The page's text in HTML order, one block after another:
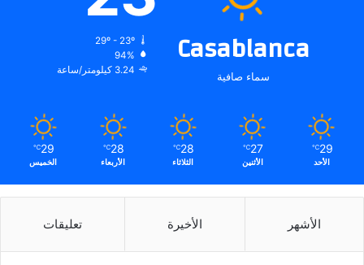
Casablanca
سماء صافية
29º - 23º
94%
3.24 كيلومتر/ساعة
29
℃
الأحد
27
℃
الأثنين
28
℃
الثلاثاء
28
℃
الأربعاء
29
℃
الخميس
الأشهر الأخيرة تعليقات